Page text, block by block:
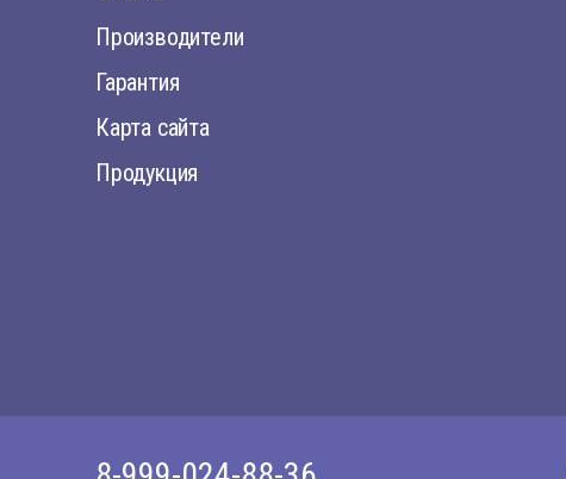
Производители
Гарантия
Карта сайта
Продукция